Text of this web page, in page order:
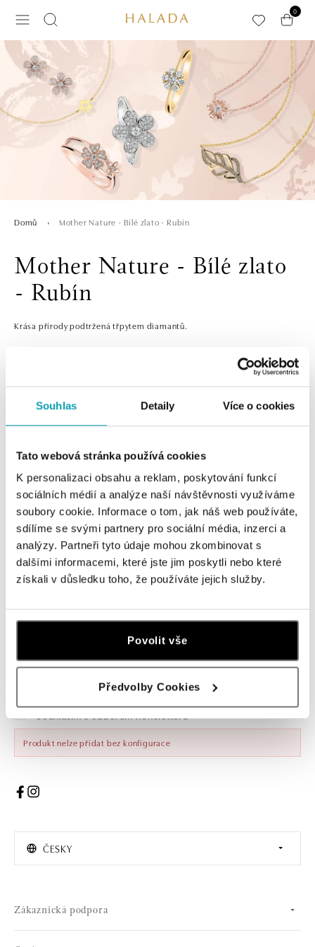
Souhlas Detaily Více o cookies
Tato webová stránka používá cookies
K personalizaci obsahu a reklam, poskytování funkcí
sociálních médií a analýze naší návštěvnosti využíváme
soubory cookie. Informace o tom, jak náš web používáte,
sdílíme se svými partnery pro sociální média, inzerci a
analýzy. Partneři tyto údaje mohou zkombinovat s
dalšími informacemi, které jste jim poskytli nebo které
získali v důsledku toho, že používáte jejich služby.
Povolit vše
Předvolby Cookies
0
Domů Mother Nature - Bílé zlato - Rubín
Mother Nature - Bílé zlato
- Rubín
Krása přírody podtržená třpytem diamantů.
0 z 0 produktů
V katalogu nejsou žádné produkty.
Přihlaste se k odběru newsletteru
Objevte nejnovější kolekce, novinky a exkluzivní produkty.
PŘIHLÁŠENÍ
Souhlasím s odběrem newsletteru
Produkt nelze přidat bez konfigurace
ČESKY
Zákaznická podpora